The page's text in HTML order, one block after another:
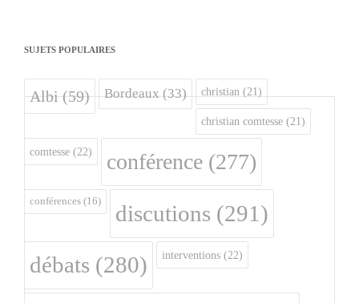
SUJETS POPULAIRES
Albi(59) Bordeaux(33) christian (21)
christian comtesse (21)
comtesse (22) conférence (277)
conférences (16) discutions (291)
débats (280) interventions (22)